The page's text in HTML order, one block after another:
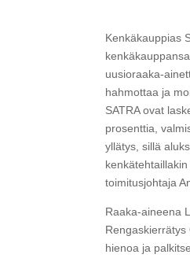
Kenkäkauppias
uusioraaka-
hahmottaa ja
SATRA ovat
prosenttia,
yllätys, sillä
toimitusjohtaja
Raaka-aineena
hienoa ja